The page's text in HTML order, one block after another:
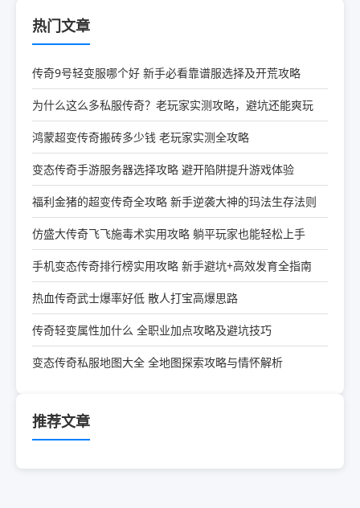
热门文章
传奇9号轻变服哪个好 新手必看靠谱服选择及开荒攻略
为什么这么多私服传奇？老玩家实测攻略，避坑还能爽玩
鸿蒙超变传奇搬砖多少钱 老玩家实测全攻略
变态传奇手游服务器选择攻略 避开陷阱提升游戏体验
福利金猪的超变传奇全攻略 新手逆袭大神的玛法生存法则
仿盛大传奇飞飞施毒术实用攻略 躺平玩家也能轻松上手
手机变态传奇排行榜实用攻略 新手避坑+高效发育全指南
热血传奇武士爆率好低 散人打宝高爆思路
传奇轻变属性加什么 全职业加点攻略及避坑技巧
变态传奇私服地图大全 全地图探索攻略与情怀解析
推荐文章